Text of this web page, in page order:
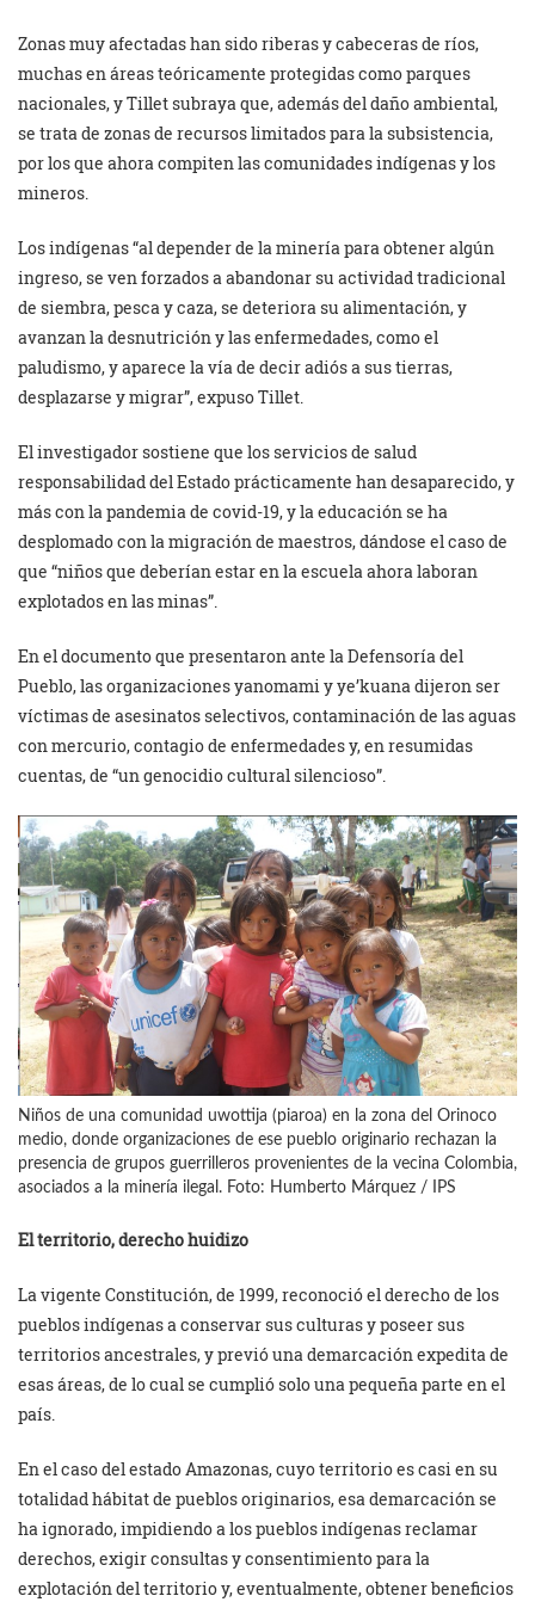
Zonas muy afectadas han sido riberas y cabeceras de ríos,
muchas en áreas teóricamente protegidas como parques
nacionales, y Tillet subraya que, además del daño ambiental,
se trata de zonas de recursos limitados para la subsistencia,
por los que ahora compiten las comunidades indígenas y los
mineros.
Los indígenas “al depender de la minería para obtener algún
ingreso, se ven forzados a abandonar su actividad tradicional
de siembra, pesca y caza, se deteriora su alimentación, y
avanzan la desnutrición y las enfermedades, como el
paludismo, y aparece la vía de decir adiós a sus tierras,
desplazarse y migrar”, expuso Tillet.
El investigador sostiene que los servicios de salud
responsabilidad del Estado prácticamente han desaparecido, y
más con la pandemia de covid-19, y la educación se ha
desplomado con la migración de maestros, dándose el caso de
que “niños que deberían estar en la escuela ahora laboran
explotados en las minas”.
En el documento que presentaron ante la Defensoría del
Pueblo, las organizaciones yanomami y ye’kuana dijeron ser
víctimas de asesinatos selectivos, contaminación de las aguas
con mercurio, contagio de enfermedades y, en resumidas
cuentas, de “un genocidio cultural silencioso”.
Niños de una comunidad uwottija (piaroa) en la zona del Orinoco
medio, donde organizaciones de ese pueblo originario rechazan la
presencia de grupos guerrilleros provenientes de la vecina Colombia,
asociados a la minería ilegal. Foto: Humberto Márquez / IPS
El territorio, derecho huidizo
La vigente Constitución, de 1999, reconoció el derecho de los
pueblos indígenas a conservar sus culturas y poseer sus
territorios ancestrales, y previó una demarcación expedita de
esas áreas, de lo cual se cumplió solo una pequeña parte en el
país.
En el caso del estado Amazonas, cuyo territorio es casi en su
totalidad hábitat de pueblos originarios, esa demarcación se
ha ignorado, impidiendo a los pueblos indígenas reclamar
derechos, exigir consultas y consentimiento para la
explotación del territorio y, eventualmente, obtener beneficios